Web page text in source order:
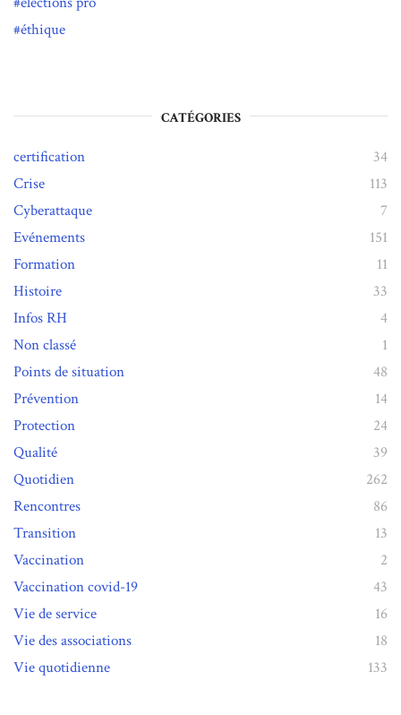
éthique
CATÉGORIES
certification
34
Crise
113
Cyberattaque
7
Evénements
151
Formation
11
Histoire
33
Infos RH
4
Non classé
1
Points de situation
48
Prévention
14
Protection
24
Qualité
39
Quotidien
262
Rencontres
86
Transition
13
Vaccination
2
Vaccination covid-19
43
Vie de service
16
Vie des associations
18
Vie quotidienne
133